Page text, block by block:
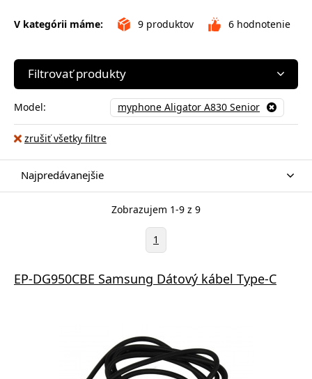
V kategórii máme: 9 produktov 6 hodnotenie
Filtrovať produkty
Model: myphone Aligator A830 Senior
zrušiť všetky filtre
Najpredávanejšie
Zobrazujem 1-9 z 9
1
EP-DG950CBE Samsung Dátový kábel Type-C